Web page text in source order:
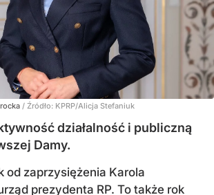
/ Źródło: KPRP/Alicja Stefaniuk
działalność i publiczną
Damy.
od zaprzysiężenia Karola
prezydenta RP. To także rok